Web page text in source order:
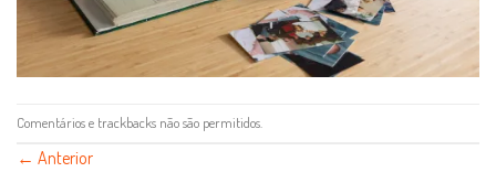
Comentários e trackbacks não são permitidos.
← Anterior